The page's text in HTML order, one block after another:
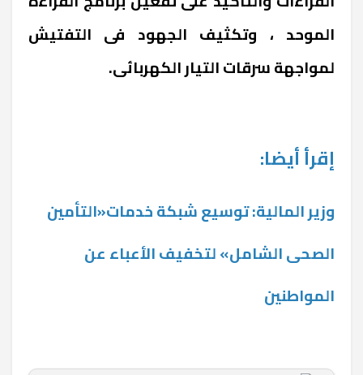
الموحد ، وتكثيف الجهود فى التفتيش
لمواجهة سرقات التيار الكهربائى.
إقرأ أيضا:
وزير المالية: توسيع شبكة خدمات«التأمين
الصحى الشامل» لتخفيف الأعباء عن
المواطنين